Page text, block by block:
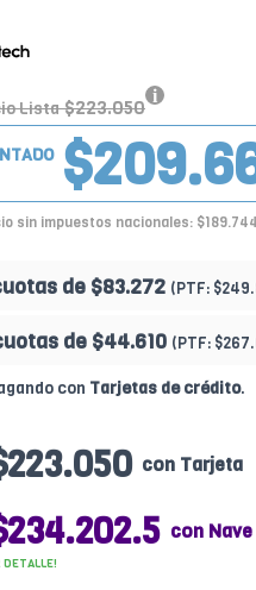
Lista $223.050
sin impuestos nacionales: $189.744
de $83.272 (PTF:
de $44.610 (PTF:
con Tarjetas de crédito.
con Tarjeta
con Nave
DETALLE!